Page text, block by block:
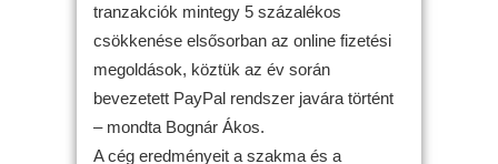
tranzakciók mintegy 5 százalékos
csökkenése elsősorban az online fizetési
megoldások, köztük az év során
bevezetett PayPal rendszer javára történt
– mondta Bognár Ákos.
A cég eredményeit a szakma és a